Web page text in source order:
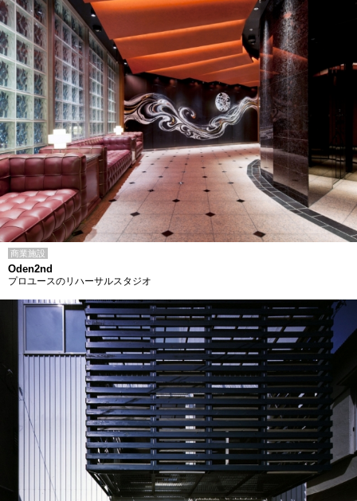
商業施設
Oden2nd
プロユースのリハーサルスタジオ